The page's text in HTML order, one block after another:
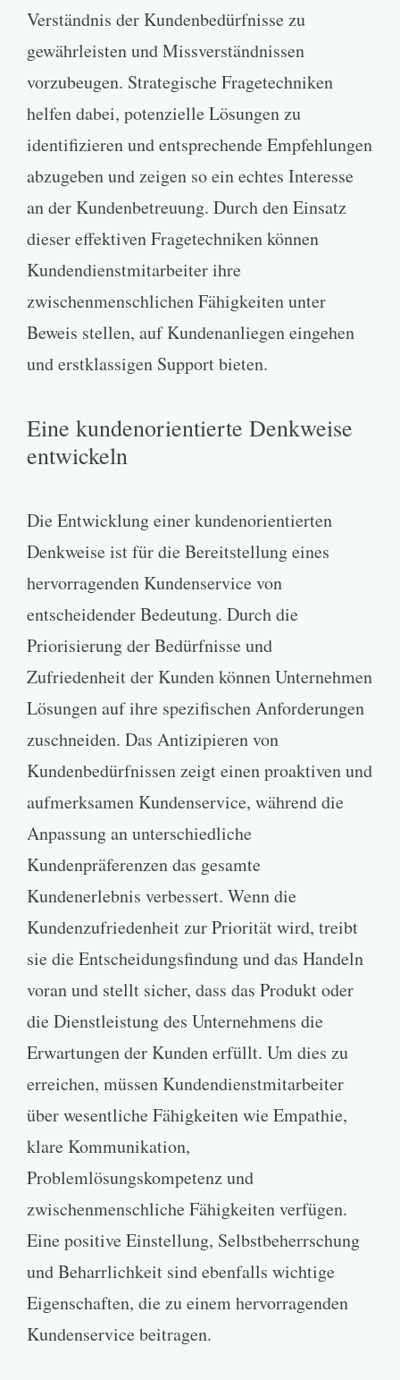
Verständnis der Kundenbedürfnisse zu
gewährleisten und Missverständnissen
vorzubeugen. Strategische Fragetechniken
helfen dabei, potenzielle Lösungen zu
identifizieren und entsprechende Empfehlungen
abzugeben und zeigen so ein echtes Interesse
an der Kundenbetreuung. Durch den Einsatz
dieser effektiven Fragetechniken können
Kundendienstmitarbeiter ihre
zwischenmenschlichen Fähigkeiten unter
Beweis stellen, auf Kundenanliegen eingehen
und erstklassigen Support bieten.
Eine kundenorientierte Denkweise
entwickeln
Die Entwicklung einer kundenorientierten
Denkweise ist für die Bereitstellung eines
hervorragenden Kundenservice von
entscheidender Bedeutung. Durch die
Priorisierung der Bedürfnisse und
Zufriedenheit der Kunden können Unternehmen
Lösungen auf ihre spezifischen Anforderungen
zuschneiden. Das Antizipieren von
Kundenbedürfnissen zeigt einen proaktiven und
aufmerksamen Kundenservice, während die
Anpassung an unterschiedliche
Kundenpräferenzen das gesamte
Kundenerlebnis verbessert. Wenn die
Kundenzufriedenheit zur Priorität wird, treibt
sie die Entscheidungsfindung und das Handeln
voran und stellt sicher, dass das Produkt oder
die Dienstleistung des Unternehmens die
Erwartungen der Kunden erfüllt. Um dies zu
erreichen, müssen Kundendienstmitarbeiter
über wesentliche Fähigkeiten wie Empathie,
klare Kommunikation,
Problemlösungskompetenz und
zwischenmenschliche Fähigkeiten verfügen.
Eine positive Einstellung, Selbstbeherrschung
und Beharrlichkeit sind ebenfalls wichtige
Eigenschaften, die zu einem hervorragenden
Kundenservice beitragen.